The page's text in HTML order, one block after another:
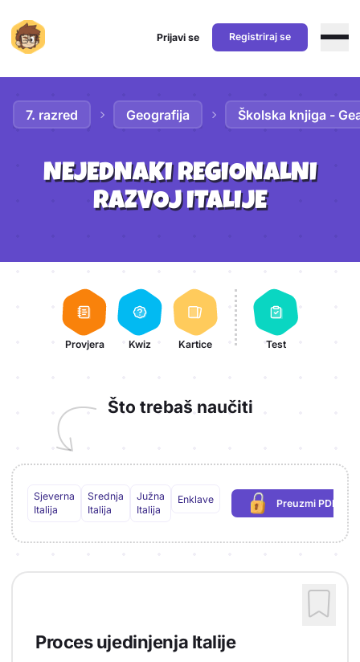
Prijavi se Registriraj se
7. razred Geografija Školska knjiga -
NEJEDNAKI REGIONALNI
RAZVOJ ITALIJE
Aktivnosti lekcije
Provjera Kwiz Kartice Test
Što trebaš naučiti
Sjeverna
Italija
Srednja
Italija
Južna
Italija
Enklave Preuzmi PDF
(potrebna
Proces ujedinjenja Italije